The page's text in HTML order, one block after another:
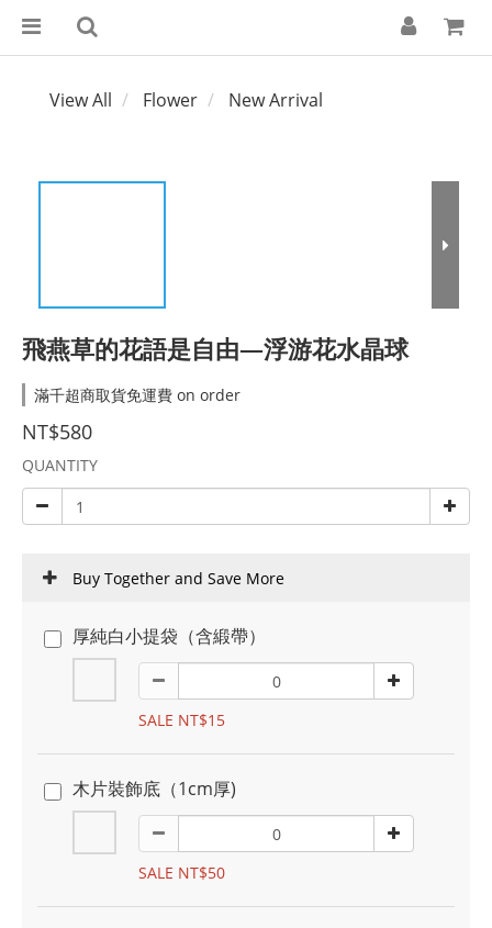
View All Flower New Arrival
飛燕草的花語是自由—浮游花水晶球
滿千超商取貨免運費 on order
NT$580
QUANTITY
Buy Together and Save More
厚純白小提袋（含緞帶）
SALE NT$15
木片裝飾底（1cm厚)
SALE NT$50